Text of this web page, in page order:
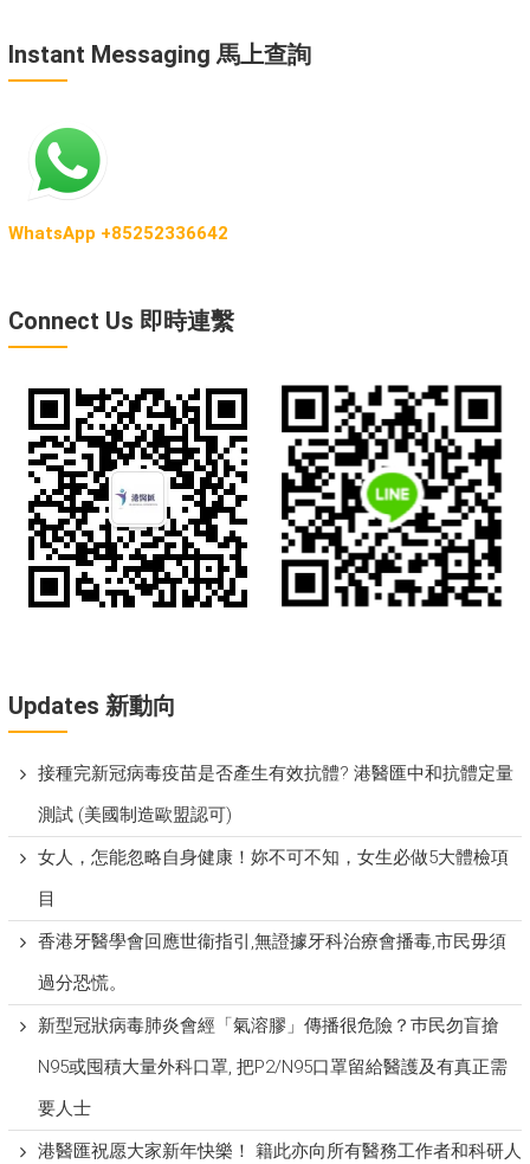
Instant Messaging 馬上查詢
WhatsApp +85252336642
Connect Us 即時連繫
Updates 新動向
接種完新冠病毒疫苗是否產生有效抗體? 港醫匯中和抗體定量
測試 (美國制造歐盟認可)
女人，怎能忽略自身健康！妳不可不知，女生必做5大體檢項
目
香港牙醫學會回應世衞指引,無證據牙科治療會播毒,市民毋須
過分恐慌。
新型冠狀病毒肺炎會經「氣溶膠」傳播很危險？巿民勿盲搶
N95或囤積大量外科口罩, 把P​2/N95口罩留給醫護及有真正需
要人士
港醫匯祝愿大家新年快樂！ 籍此亦向所有醫務工作者和科研人